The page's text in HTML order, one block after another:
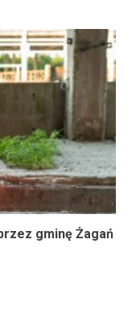
gminę Żagań